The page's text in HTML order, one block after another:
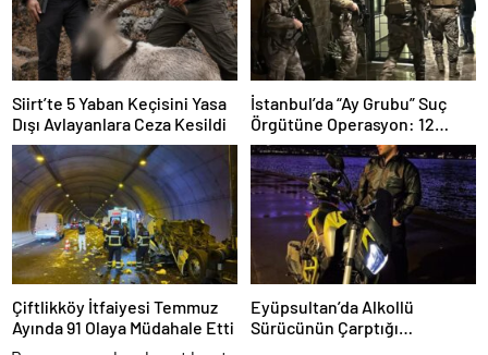
Siirt’te 5 Yaban Keçisini Yasa
Dışı Avlayanlara Ceza Kesildi
İstanbul’da “Ay Grubu” Suç
Örgütüne Operasyon: 12
Şüpheli Gözaltında
Çiftlikköy İtfaiyesi Temmuz
Ayında 91 Olaya Müdahale Etti
Eyüpsultan’da Alkollü
Sürücünün Çarptığı